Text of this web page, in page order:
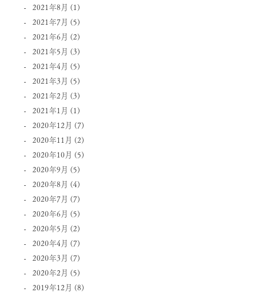
2021年8月 (1)
2021年7月 (5)
2021年6月 (2)
2021年5月 (3)
2021年4月 (5)
2021年3月 (5)
2021年2月 (3)
2021年1月 (1)
2020年12月 (7)
2020年11月 (2)
2020年10月 (5)
2020年9月 (5)
2020年8月 (4)
2020年7月 (7)
2020年6月 (5)
2020年5月 (2)
2020年4月 (7)
2020年3月 (7)
2020年2月 (5)
2019年12月 (8)